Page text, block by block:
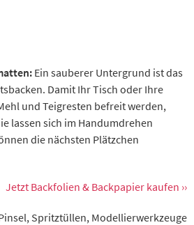
Ein sauberer Untergrund ist das
Damit Ihr Tisch oder Ihre
und Teigresten befreit werden,
lassen sich im Handumdrehen
die nächsten Plätzchen
Jetzt Backfolien & Backpapier kaufen ››
Spritztüllen, Modellierwerkzeuge